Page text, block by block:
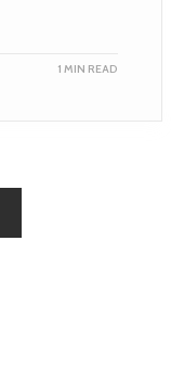
1 MIN READ